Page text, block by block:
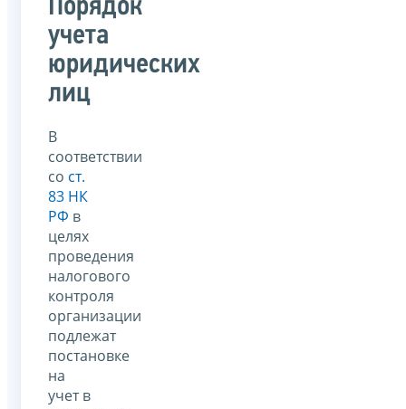
Порядок
учета
юридических
лиц
В
соответствии
со ст.
83 НК
РФ в
целях
проведения
налогового
контроля
организации
подлежат
постановке
на
учет в